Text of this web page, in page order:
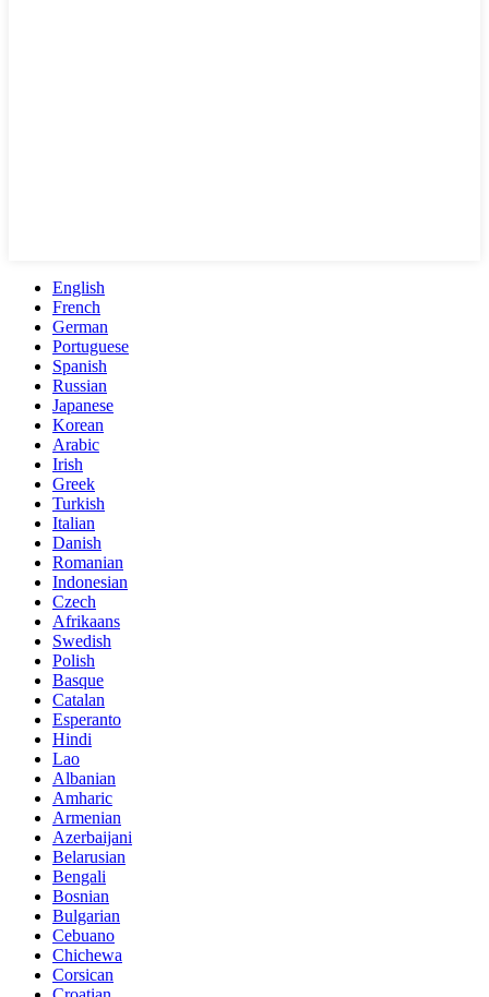
English
French
German
Portuguese
Spanish
Russian
Japanese
Korean
Arabic
Irish
Greek
Turkish
Italian
Danish
Romanian
Indonesian
Czech
Afrikaans
Swedish
Polish
Basque
Catalan
Esperanto
Hindi
Lao
Albanian
Amharic
Armenian
Azerbaijani
Belarusian
Bengali
Bosnian
Bulgarian
Cebuano
Chichewa
Corsican